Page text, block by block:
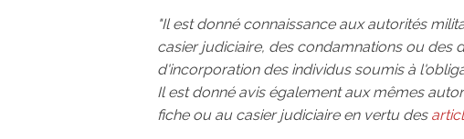
"Il est donné connaissance aux autorités
casier judiciaire, des condamnations ou des
d'incorporation des individus soumis à
Il est donné avis également aux mêmes
fiche ou au casier judiciaire en vertu des